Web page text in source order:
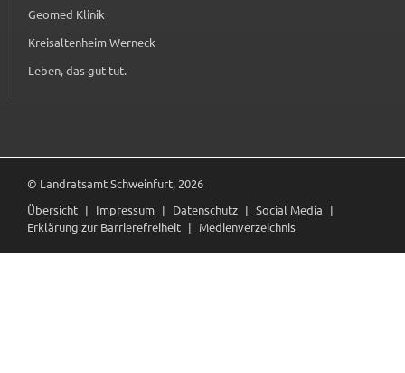
Geomed Klinik
(externer Link, öffnet in neuem Tab)
Kreisaltenheim Werneck
(externer Link, öffnet in neuem Tab)
Leben, das gut tut.
(externer Link, öffnet in neuem Tab)
© Landratsamt Schweinfurt, 2026
Übersicht
Impressum Datenschutz
Social Media
Erklärung zur Barrierefreiheit
Medienverzeichnis